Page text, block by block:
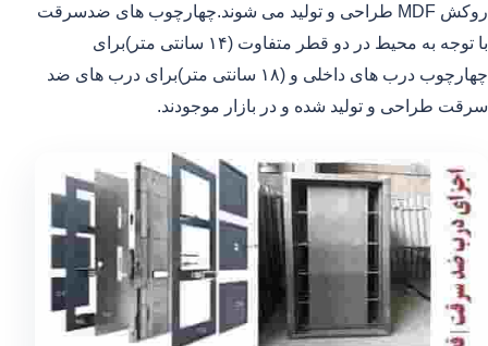
روکش MDF طراحی و تولید می شوند.چهارچوب های ضدسرقت
با توجه به محیط در دو قطر متفاوت (۱۴ سانتی متر)برای
چهارچوب درب های داخلی و (۱۸ سانتی متر)برای درب های ضد
سرقت طراحی و تولید شده و در بازار موجودند.